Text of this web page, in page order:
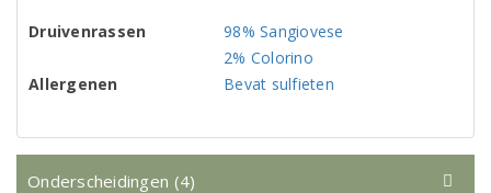
Druivenrassen
98% Sangiovese
2% Colorino
Allergenen
Bevat sulfieten
Onderscheidingen (4)